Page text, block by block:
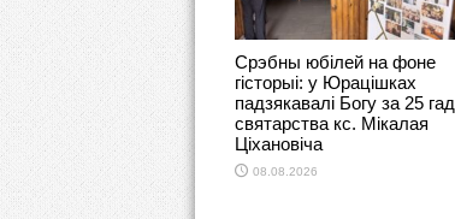
Срэбны юбілей на фоне
гісторыі: у Юрацішках
падзякавалі Богу за 25
святарства кс. Мікалая
Ціхановіча
08.08.2026